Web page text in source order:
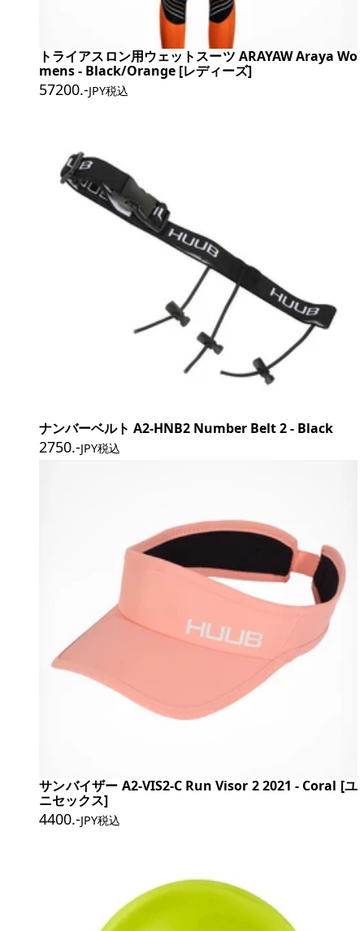
トライアスロン用ウェットスーツ ARAYAW Araya Wo
mens - Black/Orange [レディーズ]
57200.-JPY税込
ナンバーベルト A2-HNB2 Number Belt 2 - Black
2750.-JPY税込
サンバイザー A2-VIS2-C Run Visor 2 2021 - Coral [ユ
ニセックス]
4400.-JPY税込